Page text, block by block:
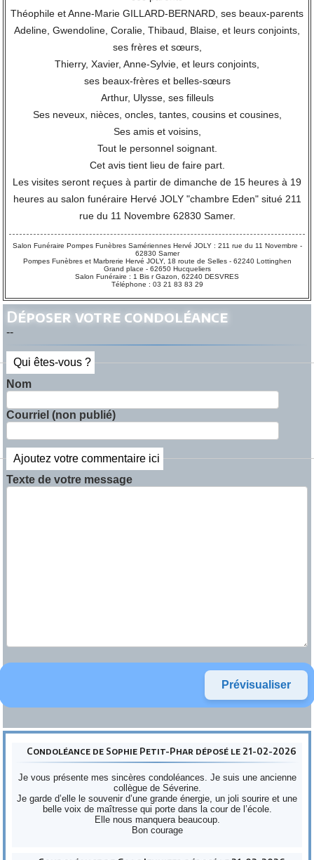
Théophile et Anne-Marie GILLARD-BERNARD, ses beaux-parents
Adeline, Gwendoline, Coralie, Thibaud, Blaise, et leurs conjoints,
ses frères et sœurs,
Thierry, Xavier, Anne-Sylvie, et leurs conjoints,
ses beaux-frères et belles-sœurs
Arthur, Ulysse, ses filleuls
Ses neveux, nièces, oncles, tantes, cousins et cousines,
Ses amis et voisins,
Tout le personnel soignant.
Cet avis tient lieu de faire part.
Les visites seront reçues à partir de dimanche de 15 heures à 19
heures au salon funéraire Hervé JOLY "chambre Eden" situé 211
rue du 11 Novembre 62830 Samer.
Salon Funéraire Pompes Funèbres Samériennes Hervé JOLY : 211 rue du 11 Novembre -
62830 Samer
Pompes Funèbres et Marbrerie Hervé JOLY, 18 route de Selles - 62240 Lottinghen
Grand place - 62650 Hucqueliers
Salon Funéraire : 1 Bis r Gazon, 62240 DESVRES
Téléphone : 03 21 83 83 29
Déposer votre condoléance
--
Qui êtes-vous ?
Nom
Courriel (non publié)
Ajoutez votre commentaire ici
Texte de votre message
Condoléance de Sophie Petit-Phar déposé le 21-02-2026
Je vous présente mes sincères condoléances. Je suis une ancienne
collègue de Séverine.
Je garde d’elle le souvenir d’une grande énergie, un joli sourire et une
belle voix de maîtresse qui porte dans la cour de l’école.
Elle nous manquera beaucoup.
Bon courage